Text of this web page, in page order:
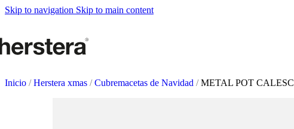
Skip to navigation Skip to main content
Mesas de cultivo
Inicio / Herstera xmas / Cubremacetas de Navidad / METAL POT CALESC